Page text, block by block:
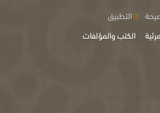
الكتب والمؤلفات
التطبيق